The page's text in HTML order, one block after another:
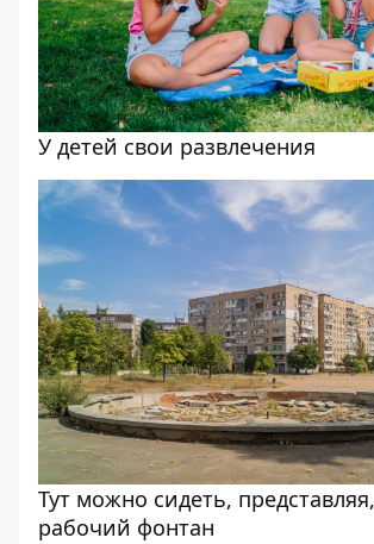
У детей свои развлечения
Тут можно сидеть,
рабочий фонтан